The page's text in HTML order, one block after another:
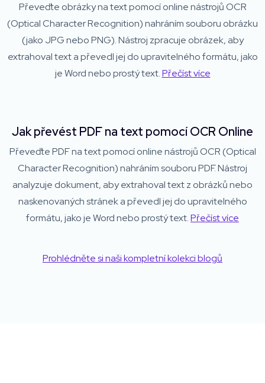
Převeďte obrázky na text pomocí online nástrojů OCR
(Optical Character Recognition) nahráním souboru obrázku
(jako JPG nebo PNG). Nástroj zpracuje obrázek, aby
extrahoval text a převedl jej do upravitelného formátu, jako
je Word nebo prostý text.Přečíst více
Jak převést PDF na text pomocí OCR Online
Převeďte PDF na text pomocí online nástrojů OCR (Optical
Character Recognition) nahráním souboru PDF. Nástroj
analyzuje dokument, aby extrahoval text z obrázků nebo
naskenovaných stránek a převedl jej do upravitelného
formátu, jako je Word nebo prostý text.Přečíst více
Prohlédněte si naši kompletní kolekci blogů